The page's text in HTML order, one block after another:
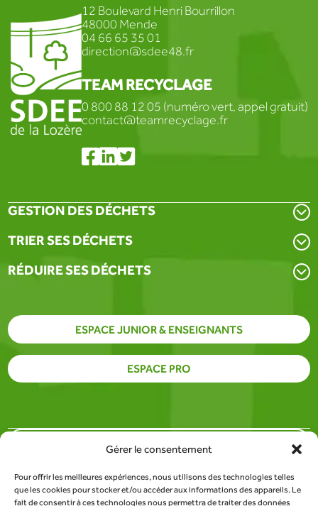
Gérer le consentement
Pour offrir les meilleures expériences, nous utilisons des technologies telles
que les cookies pour stocker et/ou accéder aux informations des appareils. Le
fait de consentir à ces technologies nous permettra de traiter des données
12 Boulevard Henri Bourrillon
48000 Mende
04 66 65 35 01
direction@sdee48.fr
TEAM RECYCLAGE
0 800 88 12 05 (numéro vert, appel gratuit)
contact@teamrecyclage.fr
GESTION DES DÉCHETS
TRIER SES DÉCHETS
RÉDUIRE SES DÉCHETS
ESPACE JUNIOR & ENSEIGNANTS
ESPACE PRO
SITE DU SDEE DE LA LOZÈRE